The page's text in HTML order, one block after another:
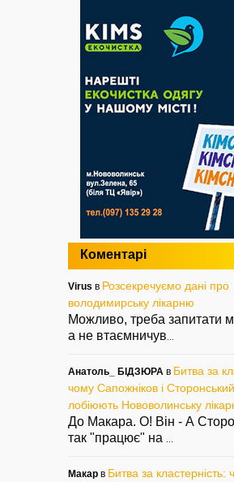
Коментарі
Virus в Розсекречуємо дані про
володимирську лікарню
Можливо, треба запитати
а не втаємничув
Анатоль_ БІДЗЮРА в Битва за
чому Сапожніков і
лобіюють Нововолинську
До Макара. О! Він - А
так "працює" на
Макар в Битва за кластерність: